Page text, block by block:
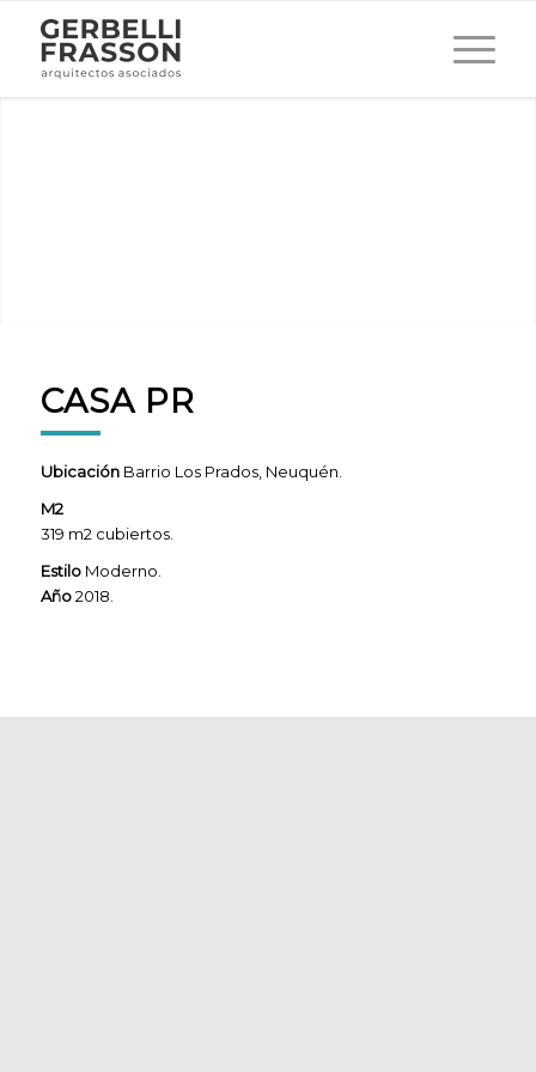
CASA PR
UbicaciónBarrio Los Prados, Neuquén.
M2
319 m2 cubiertos.
EstiloModerno.
Año2018.